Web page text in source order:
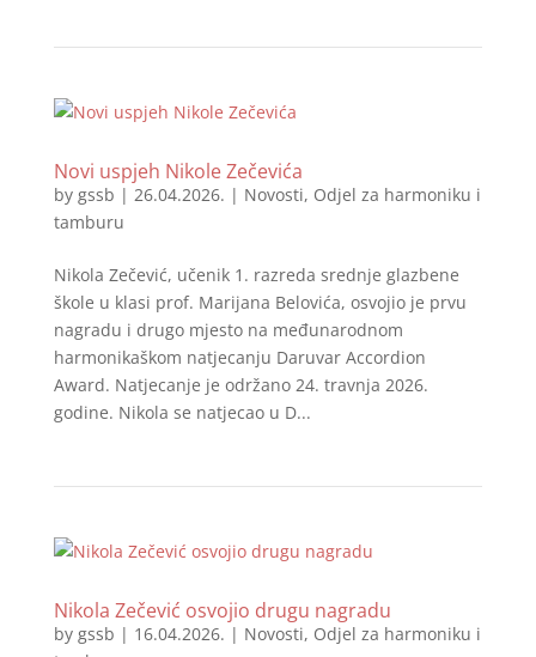
Novi uspjeh Nikole Zečevića
by gssb | 26.04.2026. | Novosti, Odjel za harmoniku i
tamburu
Nikola Zečević, učenik 1. razreda srednje glazbene
škole u klasi prof. Marijana Belovića, osvojio je prvu
nagradu i drugo mjesto na međunarodnom
harmonikaškom natjecanju Daruvar Accordion
Award. Natjecanje je održano 24. travnja 2026.
godine. Nikola se natjecao u D...
Nikola Zečević osvojio drugu nagradu
by gssb | 16.04.2026. | Novosti, Odjel za harmoniku i